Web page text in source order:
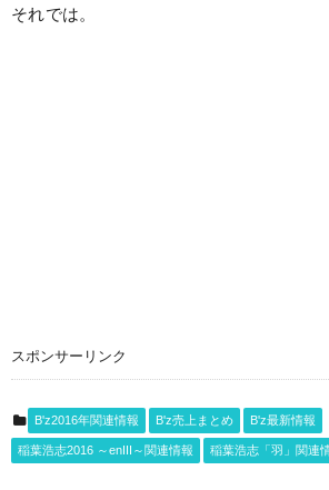
それでは。
スポンサーリンク
B'z2016年関連情報 B'z売上まとめ B'z最新情報
稲葉浩志2016 ～enIII～関連情報 稲葉浩志「羽」関連